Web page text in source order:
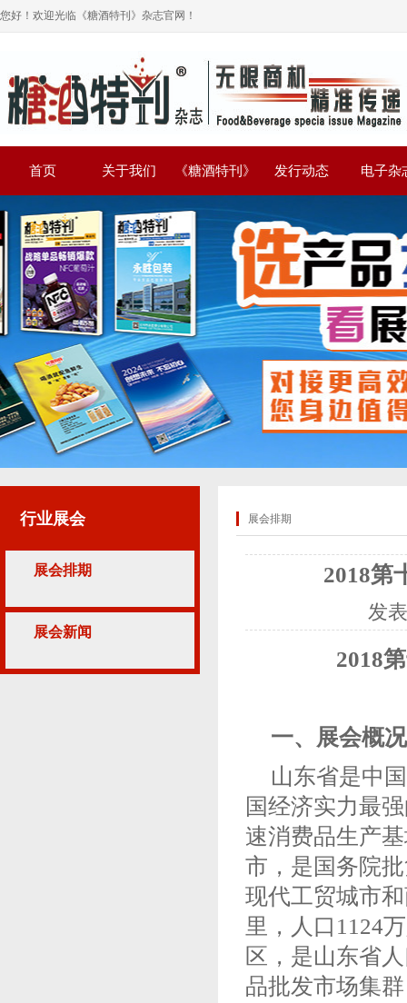
您好！欢迎光临《糖酒特刊》杂志官网！
首页 关于我们 《糖酒特刊》 发行动态 电子杂
行业展会
展会排期
展会新闻
展会排期
2018第
发
2018
一、
展会概况
山东省是中
国经济实力最
速消费品生产
市，是国务院
现代工贸城市
里，人口1124
区，是山东省
品批发市场集